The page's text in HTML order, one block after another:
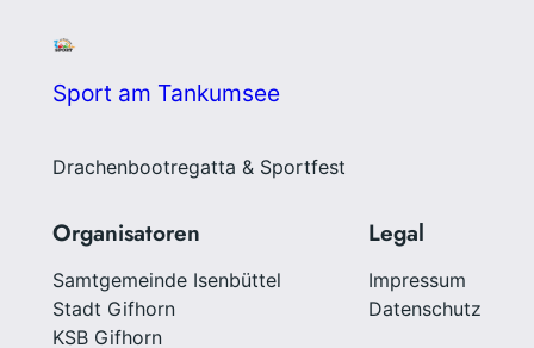
Sport am Tankumsee
Drachenbootregatta & Sportfest
Organisatoren
Samtgemeinde Isenbüttel
Stadt Gifhorn
KSB Gifhorn
Legal
Impressum
Datenschutz